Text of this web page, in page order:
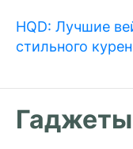
HQD: Лучшие
стильного
Гаджеты